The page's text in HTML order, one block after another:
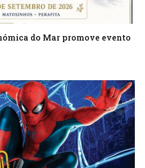
do Mar promove evento